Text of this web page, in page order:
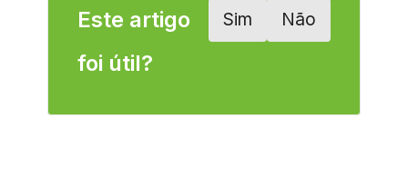
Este artigo
foi útil?
Sim Não